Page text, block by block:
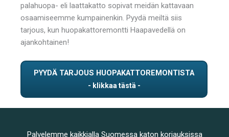
palahuopa- eli laattakatto sopivat meidän kattavaan
osaamiseemme kumpainenkin. Pyydä meiltä siis
tarjous, kun huopakattoremontti Haapavedellä on
ajankohtainen!
PYYDÄ TARJOUS HUOPAKATTOREMONTISTA
Palvelemme kaikkialla Suomessa katon korjauksissa